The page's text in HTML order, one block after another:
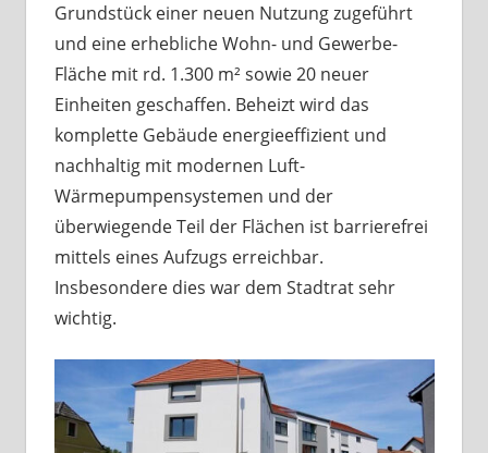
Grundstück einer neuen Nutzung zugeführt
und eine erhebliche Wohn- und Gewerbe-
Fläche mit rd. 1.300 m² sowie 20 neuer
Einheiten geschaffen. Beheizt wird das
komplette Gebäude energieeffizient und
nachhaltig mit modernen Luft-
Wärmepumpensystemen und der
überwiegende Teil der Flächen ist barrierefrei
mittels eines Aufzugs erreichbar.
Insbesondere dies war dem Stadtrat sehr
wichtig.